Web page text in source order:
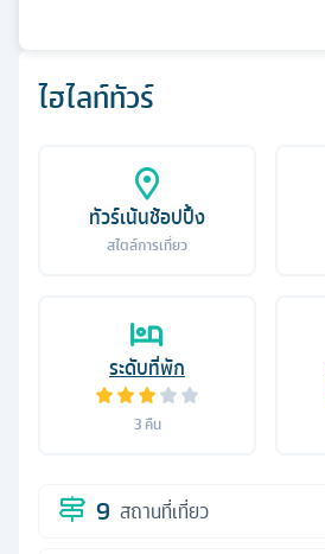
ไฮไลท์ทัวร์
ทัวร์เน้นช้อปปิ้ง
สไตล์การเที่ยว
ระดับที่พัก
3คืน
9 สถานที่เที่ยว